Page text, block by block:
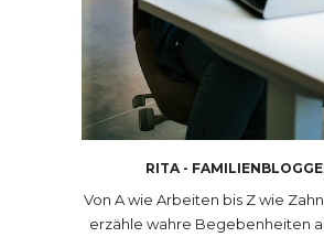
RITA -
Von A wie Arbeiten bis Z wie
erzähle wahre Begebenheiten